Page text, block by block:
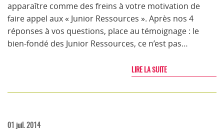
apparaître comme des freins à votre motivation de
faire appel aux « Junior Ressources ». Après nos 4
réponses à vos questions, place au témoignage : le
bien-fondé des Junior Ressources, ce n’est pas…
LIRE LA SUITE
01 juil. 2014